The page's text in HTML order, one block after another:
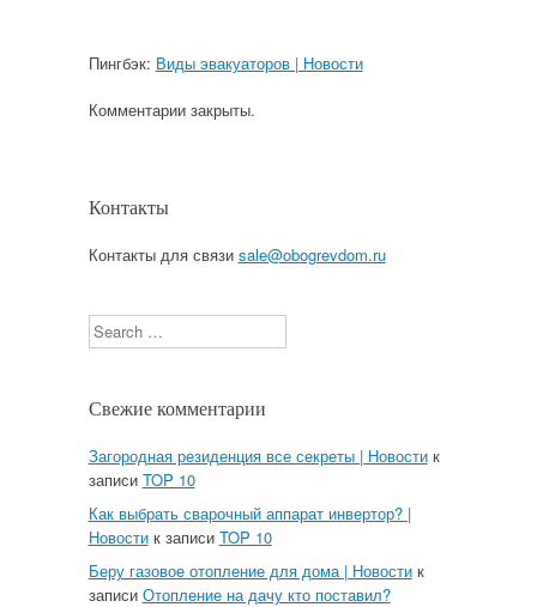
Пингбэк: Виды эвакуаторов | Новости
Комментарии закрыты.
Контакты
Контакты для связи sale@obogrevdom.ru
Search
Свежие комментарии
Загородная резиденция все секреты | Новостик
записи TOP 10
Как выбрать сварочный аппарат инвертор? |
Новостик записи TOP 10
Беру газовое отопление для дома | Новостик
записи Отопление на дачу кто поставил?